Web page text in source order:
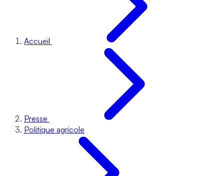
Accueil
Presse
Politique agricole